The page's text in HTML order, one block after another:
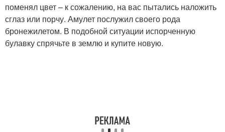
поменял цвет – к сожалению, на вас пытались наложить
сглаз или порчу. Амулет послужил своего рода
бронежилетом. В подобной ситуации испорченную
булавку спрячьте в землю и купите новую.